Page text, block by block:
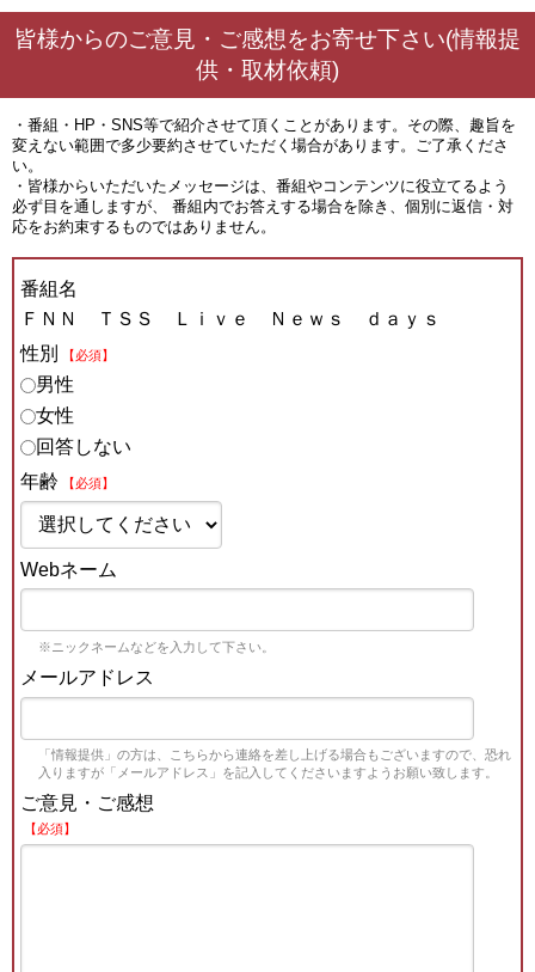
皆様からのご意見・ご感想をお寄せ下さい(情報提
供・取材依頼)
・番組・HP・SNS等で紹介させて頂くことがあります。その際、趣旨を
変えない範囲で多少要約させていただく場合があります。ご了承くださ
い。
・皆様からいただいたメッセージは、番組やコンテンツに役立てるよう
必ず目を通しますが、 番組内でお答えする場合を除き、個別に返信・対
応をお約束するものではありません。
番組名
ＦＮＮ ＴＳＳ Ｌｉｖｅ Ｎｅｗｓ ｄａｙｓ
性別
【必須】
男性
女性
回答しない
年齢
【必須】
Webネーム
※ニックネームなどを入力して下さい。
メールアドレス
「情報提供」の方は、こちらから連絡を差し上げる場合もございますので、恐れ
入りますが「メールアドレス」を記入してくださいますようお願い致します。
ご意見・ご感想
【必須】